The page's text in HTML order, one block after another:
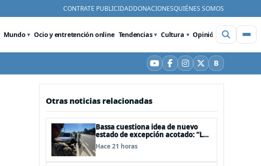
CONTRATE PUBLICIDADDONACIONESQUIÉNES SOMOS
Mundo Ocio y entretención online Tendencias Cultura Opinión Videos
YouTube
Facebook
Instagram
X BBluesky
Otras noticias relacionadas
Bassa cuestiona idea de nuevo
estado de excepción acotado: “Las
FFAA no son policías”
Hace 21 horas